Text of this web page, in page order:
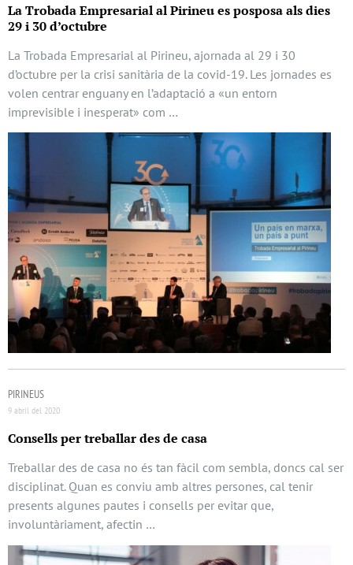
La Trobada Empresarial al Pirineu es posposa als dies
29 i 30 d’octubre
La Trobada Empresarial al Pirineu, ajornada al 29 i 30
d’octubre per la crisi sanitària de la covid-19. Les jornades es
volen centrar enguany en l’adaptació a «un entorn
imprevisible i inesperat» com …
PIRINEUS
9 abril del 2020
Consells per treballar des de casa
Treballar des de casa no és tan fàcil com sembla, doncs cal ser
disciplinat. Quan es conviu amb altres persones, cal tenir
presents algunes pautes i consells per evitar que,
involuntàriament, afectin …